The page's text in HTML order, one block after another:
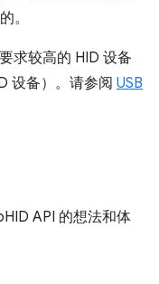
的。
求较高的 HID 设备
设备）。请参阅 USB
API 的想法和体